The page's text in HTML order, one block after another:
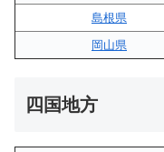
島根県
岡山県
四国地方